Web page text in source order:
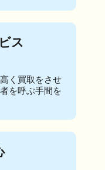
ス
く買取をさせ
を呼ぶ手間を